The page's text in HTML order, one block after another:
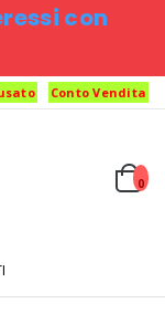
con
Conto Vendita
0